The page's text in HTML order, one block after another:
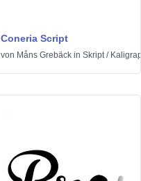
Coneria Script
von Måns Grebäck in Skript/